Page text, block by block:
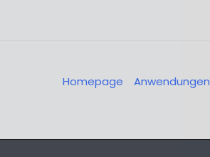
Homepage Anwendungen